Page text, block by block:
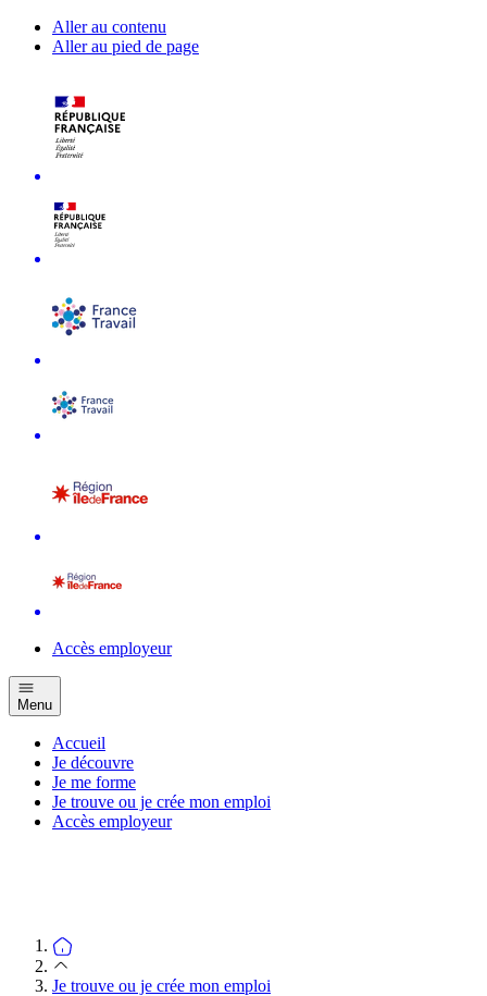
Aller au contenu
Aller au pied de page
Accès employeur
Menu
Accueil
Je découvre
Je me forme
Je trouve ou je crée mon emploi
Accès employeur
Je trouve ou je crée mon emploi